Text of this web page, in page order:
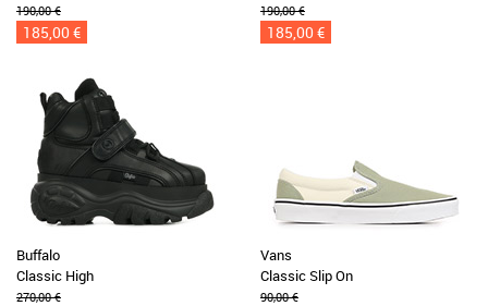
190,00 €
185,00 €
190,00 €
185,00 €
Buffalo
Classic High
270,00 €
Vans
Classic Slip On
90,00 €